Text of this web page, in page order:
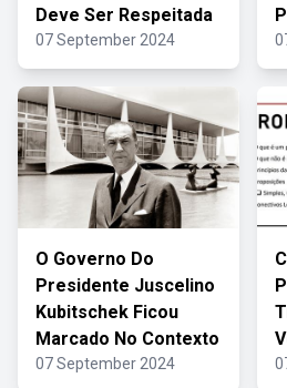
Deve Ser Respeitada
07 September 2024
O Governo Do
Presidente Juscelino
Kubitschek Ficou
Marcado No Contexto
07 September 2024